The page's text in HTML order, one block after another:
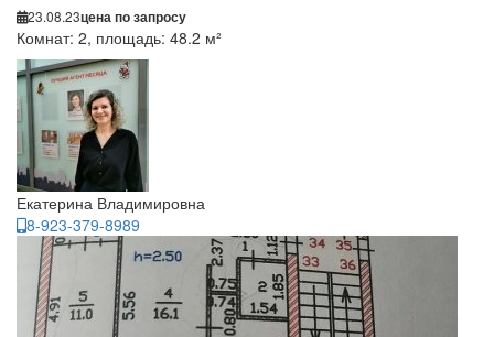
23.08.23цена по запросу
Комнат: 2, площадь: 48.2 м²
Екатерина Владимировна
8-923-379-8989